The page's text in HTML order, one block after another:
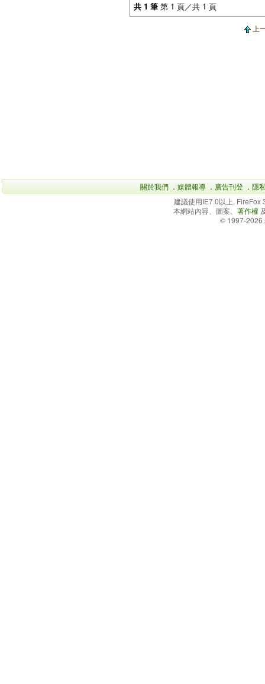
共 1 筆 第 1 頁／共 1 頁
上
關於我們 ． 媒體報導 ． 廣告刊登 ． 隱
建議使用IE7.0以上,
本網站內容、圖案、 著作權
© 1997-2026